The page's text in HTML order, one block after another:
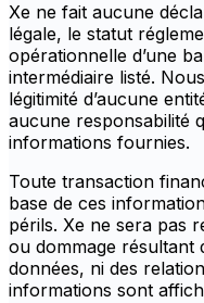
Xe ne fait aucune
légale, le statut
opérationnelle d’une
intermédiaire listé.
légitimité d’aucune
aucune responsabilité
informations fournies.
Toute transaction
base de ces
périls. Xe ne sera pas
ou dommage résultant
données, ni des
informations sont